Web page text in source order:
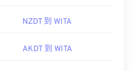
NZDT 到 WITA
AKDT 到 WITA